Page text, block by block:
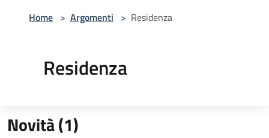
Home > Argomenti > Residenza
Residenza
Novità (1)